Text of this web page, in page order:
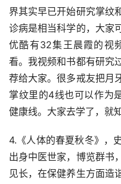
界其实早已开始研究掌纹
诊病是相当科学的，大家
优酷有32集王晨霞的视
看。我视频和书都有研究
荐给大家。很多戒友把月
掌纹里的4线也可以作为
健康线。大家去学了，就
4.《人体的春夏秋冬》，
出身中医世家，博览群书
见长，在保健养生方面造